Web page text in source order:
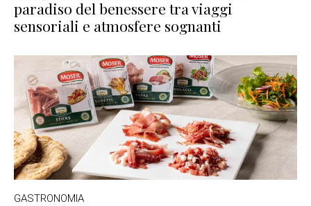
paradiso del benessere tra viaggi
sensoriali e atmosfere sognanti
GASTRONOMIA